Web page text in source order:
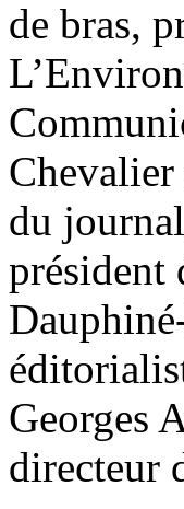
de bras,
du
président
Georges
directeur